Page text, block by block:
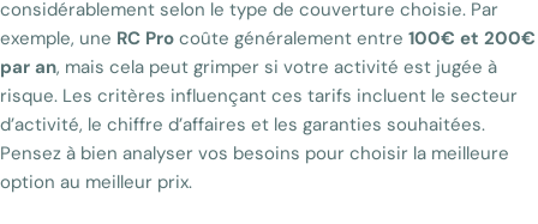
considérablement selon le type de couverture choisie. Par
exemple, une RC Pro coûte généralement entre 100€ et 200€
par an, mais cela peut grimper si votre activité est jugée à
risque. Les critères influençant ces tarifs incluent le secteur
d’activité, le chiffre d’affaires et les garanties souhaitées.
Pensez à bien analyser vos besoins pour choisir la meilleure
option au meilleur prix.